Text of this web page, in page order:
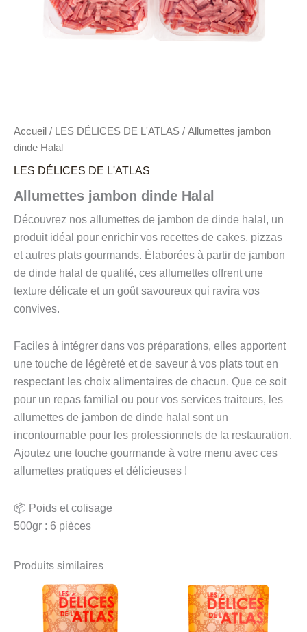
Accueil / LES DÉLICES DE L'ATLAS / Allumettes jambon
dinde Halal
LES DÉLICES DE L'ATLAS
Allumettes jambon dinde Halal
Découvrez nos allumettes de jambon de dinde halal, un
produit idéal pour enrichir vos recettes de cakes, pizzas
et autres plats gourmands. Élaborées à partir de jambon
de dinde halal de qualité, ces allumettes offrent une
texture délicate et un goût savoureux qui ravira vos
convives.
Faciles à intégrer dans vos préparations, elles apportent
une touche de légèreté et de saveur à vos plats tout en
respectant les choix alimentaires de chacun. Que ce soit
pour un repas familial ou pour vos services traiteurs, les
allumettes de jambon de dinde halal sont un
incontournable pour les professionnels de la restauration.
Ajoutez une touche gourmande à votre menu avec ces
allumettes pratiques et délicieuses !
📦 Poids et colisage
500gr : 6 pièces
Produits similaires